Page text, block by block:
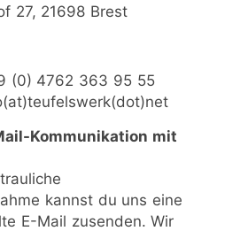
27, 21698 Brest
(0) 4762 363 95 55
Kommunikation mit
kannst du uns eine
E-Mail zusenden. Wir